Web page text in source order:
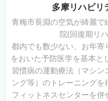
多摩リハビリ
青梅市長淵の空気が綺麗
院(回復期リ
都内でも数少ない、お年
をおいた予防医学を基本
習慣病の運動療法（マシ
ング等）のトレーニング
フィットネスセンターを